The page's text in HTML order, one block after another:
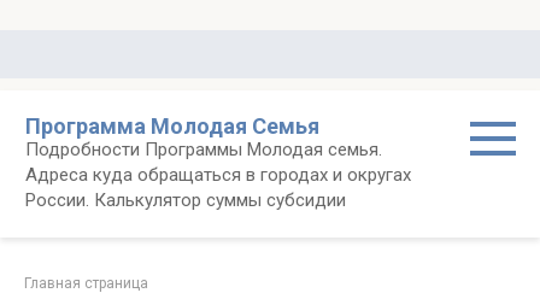
Программа Молодая Семья
Подробности Программы Молодая семья.
Адреса куда обращаться в городах и округах
России. Калькулятор суммы субсидии
Главная страница